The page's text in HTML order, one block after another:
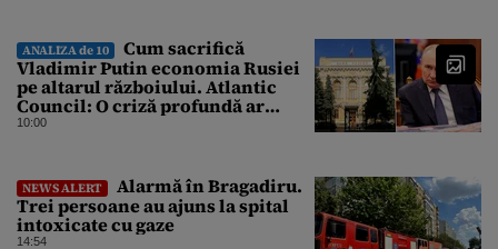
ANALIZA de 10
Cum sacrifică
Vladimir Putin economia Rusiei
pe altarul războiului. Atlantic
Council: O criză profundă ar
putea forța Kremlinul să apeleze
10:00
NEWS ALERT
Alarmă în Bragadiru.
Trei persoane au ajuns la spital
intoxicate cu gaze
14:54